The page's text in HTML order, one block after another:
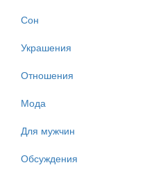
Сон
Украшения
Отношения
Мода
Для мужчин
Обсуждения